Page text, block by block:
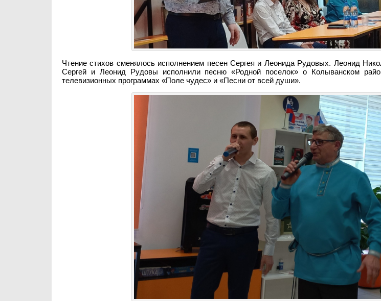
Чтение стихов сменялось исполнением песен Сергея и Леонида Рудовых. Леонид
Сергей и Леонид Рудовы исполнили песню «Родной поселок» о Колыванском
телевизионных программах «Поле чудес» и «Песни от всей души».